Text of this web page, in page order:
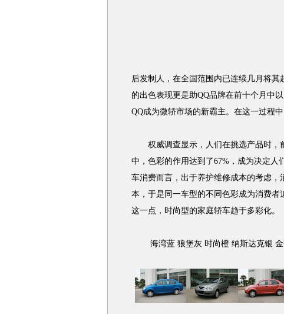
后发制人，在全国范围内已连续几月将其
的出色表现更是助QQ品牌在前十个月中
QQ成为微轿市场的新霸主。在这一过程
权威调查显示，人们在挑选产品时，
中，色彩的作用达到了67%，成为决定
车消费而言，出于养护维修成本的考虑
本，于是同一车型的不同色彩成为消费
这一点，时尚型的家庭轿车趋于多彩化。
海湾蓝 狼堡灰 时尚橙 纳斯达克银 金